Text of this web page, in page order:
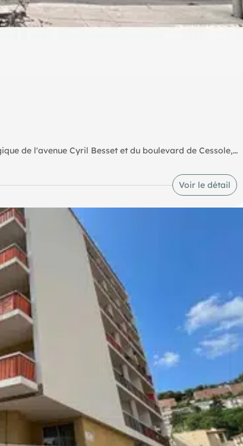
de l'avenue Cyril Besset et du boulevard de Cessole,
permet une configuration sur mesure selon votre
en angle sur un carrefour très passant.
cabinets médicaux ou paramédicaux (avec l'accès
accessibilité et surface de plain-pied.
d'investissement attractive.
selon le profil et le projet de l'acquéreur.
Voir le détail